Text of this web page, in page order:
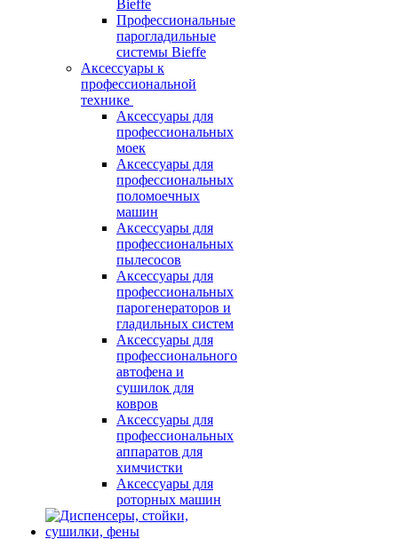
Bieffe
Профессиональные
парогладильные
системы Bieffe
Аксессуары к
профессиональной
технике
Аксессуары для
профессиональных
моек
Аксессуары для
профессиональных
поломоечных
машин
Аксессуары для
профессиональных
пылесосов
Аксессуары для
профессиональных
парогенераторов и
гладильных систем
Аксессуары для
профессионального
автофена и
сушилок для
ковров
Аксессуары для
профессиональных
аппаратов для
химчистки
Аксессуары для
роторных машин